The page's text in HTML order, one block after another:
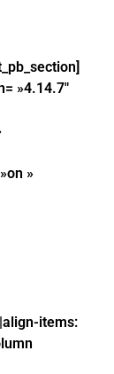
»4.14.7″
»
items: